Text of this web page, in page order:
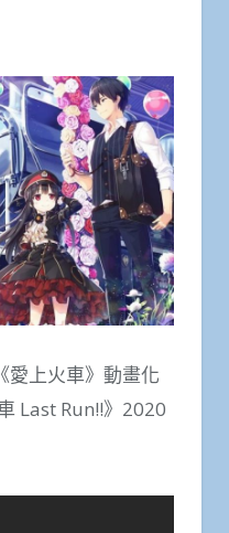
上火車》動畫化
Last Run!!》2020